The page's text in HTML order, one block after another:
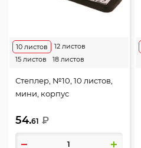
10 листов
12 листов
15 листов
18 листов
Степлер, №10, 10 листов,
мини, корпус
антистеплер, цвет
черный, Attomex, 4142317
54.61 ₽